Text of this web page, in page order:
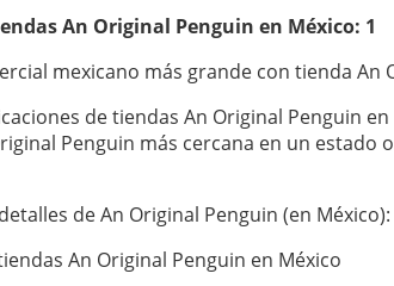
An Original Penguin en México: 1
mexicano más grande con tienda An
de tiendas An Original Penguin
Penguin más cercana en un estado
de An Original Penguin (en México):
An Original Penguin en México